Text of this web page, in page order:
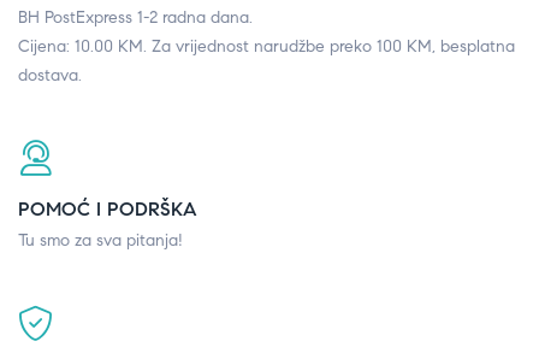
BH PostExpress 1-2 radna dana.
Cijena: 10.00 KM. Za vrijednost narudžbe preko 100 KM, besplatna
dostava.
POMOĆ I PODRŠKA
Tu smo za sva pitanja!